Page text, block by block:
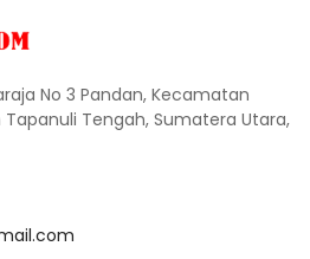
No 3 Pandan, Kecamatan
Tengah, Sumatera Utara,